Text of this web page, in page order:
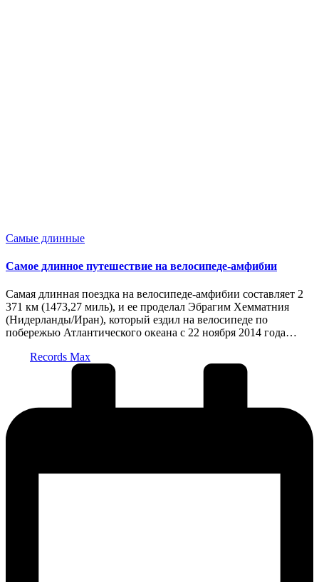
Опубликовано
Самые длинные
Самое длинное путешествие на велосипеде-амфибии
Самая длинная поездка на велосипеде-амфибии составляет 2
371 км (1473,27 миль), и ее проделал Эбрагим Хемматния
(Нидерланды/Иран), который ездил на велосипеде по
побережью Атлантического океана с 22 ноября 2014 года…
Records Max